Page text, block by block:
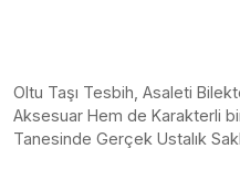
Oltu Taşı Tesbih, Asaleti
Aksesuar Hem de Karakterli
Tanesinde Gerçek Ustalık